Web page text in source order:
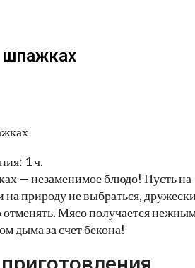
1 ч.
— незаменимое блюдо! Пусть на
на природу не выбраться,
отменять. Мясо получается
дыма за счет бекона!